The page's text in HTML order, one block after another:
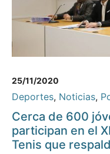
25/11/2020
Deportes, Noticias,
Cerca de 600
participan en el
Tenis que